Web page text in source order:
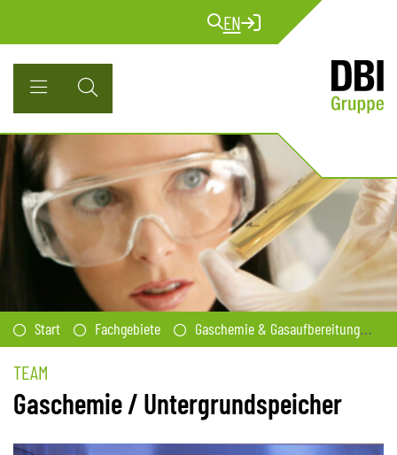
EN
Start Fachgebiete Gaschemie & Gasaufbereitung
TEAM
Gaschemie / Untergrundspeicher